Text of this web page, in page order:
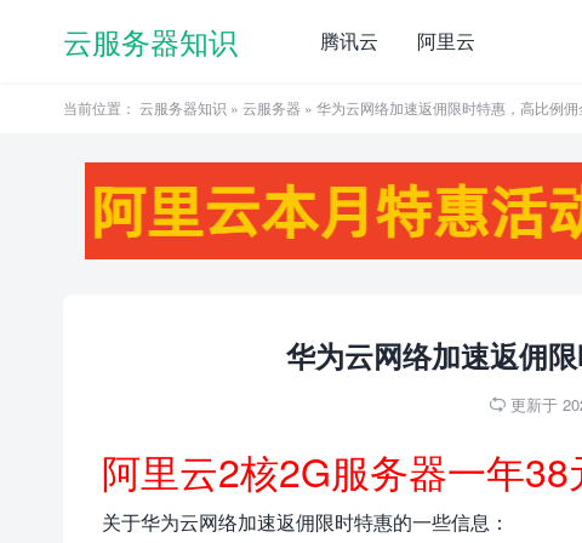
云服务器知识 腾讯云 阿里云
当前位置： 云服务器知识 » 云服务器 » 华为云网络加速返佣限时特惠，高比例佣
华为云网络加速返佣
 更新于
阿里云2核2G服务器一年
关于华为云网络加速返佣限时特惠的一些信息：